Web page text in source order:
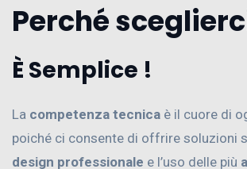
Perché
È Semplice !
La competenza tecnica è il cuore di
poiché ci consente di offrire soluzioni
design professionale e l’uso delle più